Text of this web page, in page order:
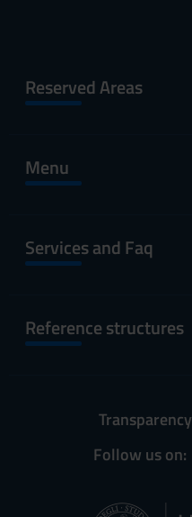
Reserved Areas
Menu
Services and Faq
Reference structures
Transparency
Follow us on: